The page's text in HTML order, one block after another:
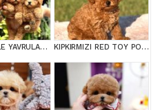
TOY POODLE YAVRULARIM KIPKIRMIZI RED TOY POODLE SEVİMLİ YAVRULAR